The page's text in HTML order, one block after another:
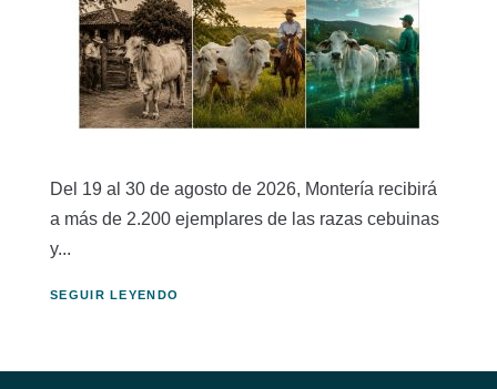
Del 19 al 30 de agosto de 2026, Montería recibirá
a más de 2.200 ejemplares de las razas cebuinas
y...
SEGUIR LEYENDO